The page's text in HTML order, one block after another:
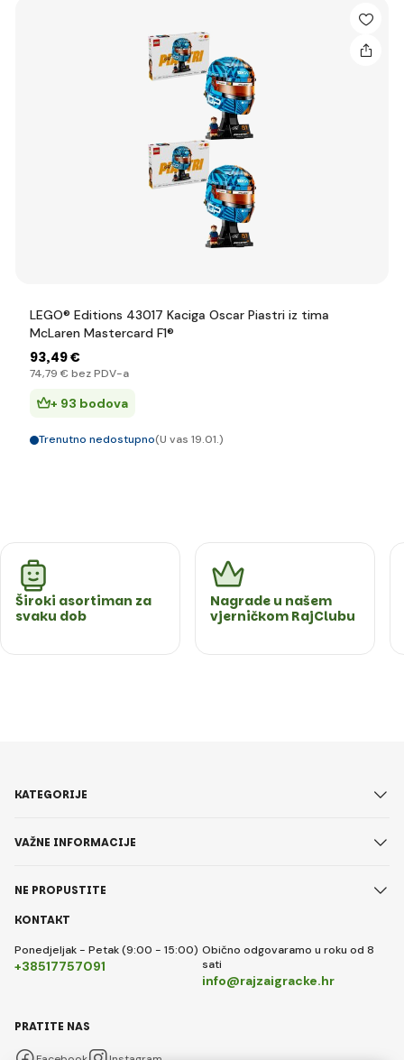
LEGO® Editions 43017 Kaciga Oscar Piastri iz tima
McLaren Mastercard F1®
93,49 €
74,79 € bez PDV-a
+ 93 bodova
Trenutno nedostupno(U vas 19.01.)
Široki asortiman za
svaku dob
Nagrade u našem
vjerničkom RajClubu
KONTAKT
Ponedjeljak - Petak (9:00 - 15:00)
+38517757091
Obično odgovaramo u roku od 8
sati
info@rajzaigracke.hr
KATEGORIJE
VAŽNE INFORMACIJE
NE PROPUSTITE
PRATITE NAS